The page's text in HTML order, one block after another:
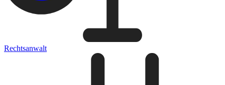
Rechtsanwalt